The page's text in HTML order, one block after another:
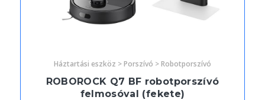
Háztartási eszköz > Porszívó > Robotporszívó
ROBOROCK Q7 BF robotporszívó
felmosóval (fekete)